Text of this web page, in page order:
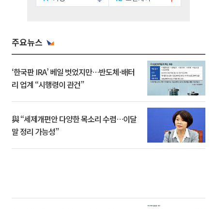
주요뉴스
‘한국판 IRA’ 베일 벗었지만…반도체·배터
리 업계 “시행령이 관건”
與 “세제개편안 다양한 목소리 수렴…이달
말 정리 가능성”